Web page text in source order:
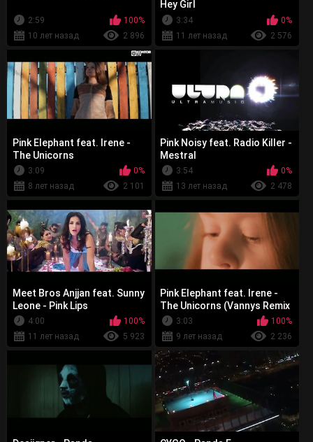
2:59
100%
10 лет назад
2 896
Hey Girl
3:34
0%
11 лет назад
2 576
Pink Elephant feat. Irene -
The Unicorns
3:09
0%
8 лет назад
2 101
Pink Noisy feat. Radio Killer -
Mestral
3:54
0%
13 лет назад
2 478
Meet Bros Anjjan feat. Sunny
Leone - Pink Lips
4:00
100%
11 лет назад
5 923
Pink Elephant feat. Irene -
The Unicorns (Vannys Remix
Edit)3:03
100%
9 лет назад
2 236